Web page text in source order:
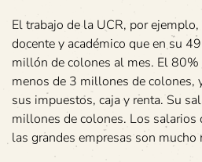
El trabajo de la UCR, por
docente y académico que en su
millón de colones al mes. El 80%
menos de 3 millones de colones,
sus impuestos, caja y renta. Su
millones de colones. Los salarios
las grandes empresas son mucho